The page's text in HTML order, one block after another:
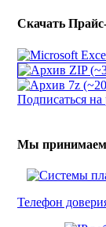
Скачать
Подписаться на
Мы принимаем
Телефон